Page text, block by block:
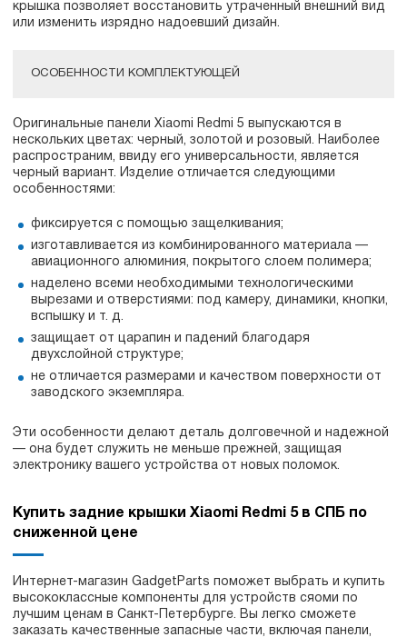
крышка позволяет восстановить утраченный внешний вид
или изменить изрядно надоевший дизайн.
ОСОБЕННОСТИ КОМПЛЕКТУЮЩЕЙ
Оригинальные панели Xiaomi Redmi 5 выпускаются в
нескольких цветах: черный, золотой и розовый. Наиболее
распространим, ввиду его универсальности, является
черный вариант. Изделие отличается следующими
особенностями:
фиксируется с помощью защелкивания;
изготавливается из комбинированного материала —
авиационного алюминия, покрытого слоем полимера;
наделено всеми необходимыми технологическими
вырезами и отверстиями: под камеру, динамики, кнопки,
вспышку и т. д.
защищает от царапин и падений благодаря
двухслойной структуре;
не отличается размерами и качеством поверхности от
заводского экземпляра.
Эти особенности делают деталь долговечной и надежной
— она будет служить не меньше прежней, защищая
электронику вашего устройства от новых поломок.
Купить задние крышки Xiaomi Redmi 5 в СПБ по
сниженной цене
Интернет-магазин GadgetParts поможет выбрать и купить
высококлассные компоненты для устройств сяоми по
лучшим ценам в Санкт-Петербурге. Вы легко сможете
заказать качественные запасные части, включая панели,